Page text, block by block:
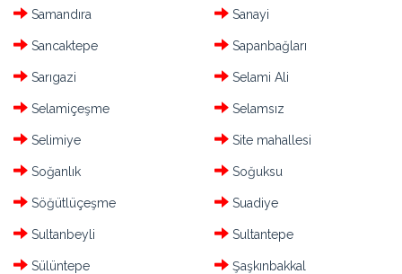
Samandıra Sanayi
Sancaktepe Sapanbağları
Sarıgazi Selami Ali
Selamiçeşme Selamsız
Selimiye Site mahallesi
Soğanlık Soğuksu
Söğütlüçeşme Suadiye
Sultanbeyli Sultantepe
Sülüntepe Şaşkınbakkal